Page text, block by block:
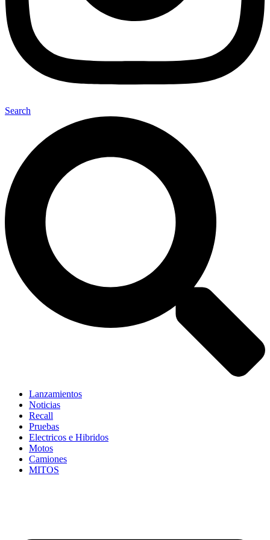
Search
Lanzamientos
Noticias
Recall
Pruebas
Electricos e Hibridos
Motos
Camiones
MITOS